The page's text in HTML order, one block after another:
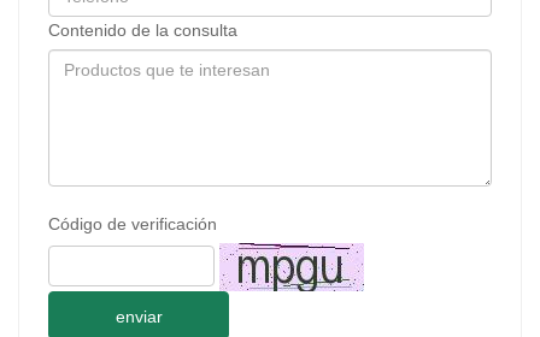
Contenido de la consulta
Código de verificación
enviar